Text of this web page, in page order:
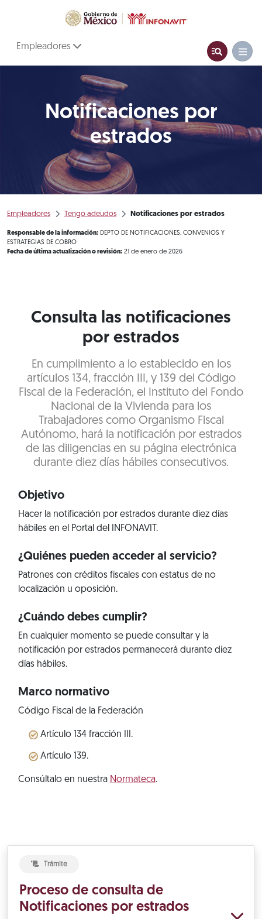
Empleadores
Notificaciones por
estrados
Empleadores Tengo adeudos Notificaciones por estrados
Responsable de la información: DEPTO DE NOTIFICACIONES, CONVENIOS Y
ESTRATEGIAS DE COBRO
Fecha de última actualización o revisión: 21 de enero de 2026
Consulta las notificaciones
por estrados
En cumplimiento a lo establecido en los
artículos 134, fracción III, y 139 del Código
Fiscal de la Federación, el Instituto del Fondo
Nacional de la Vivienda para los
Trabajadores como Organismo Fiscal
Autónomo, hará la notificación por estrados
de las diligencias en su página electrónica
durante diez días hábiles consecutivos.
Objetivo
Hacer la notificación por estrados durante diez días
hábiles en el Portal del INFONAVIT.
¿Quiénes pueden acceder al servicio?
Patrones con créditos fiscales con estatus de no
localización u oposición.
¿Cuándo debes cumplir?
En cualquier momento se puede consultar y la
notificación por estrados permanecerá durante diez
días hábiles.
Marco normativo
Código Fiscal de la Federación
Artículo 134 fracción III.
Artículo 139.
Consúltalo en nuestra Normateca.
Trámite
Proceso de consulta de
Notificaciones por estrados